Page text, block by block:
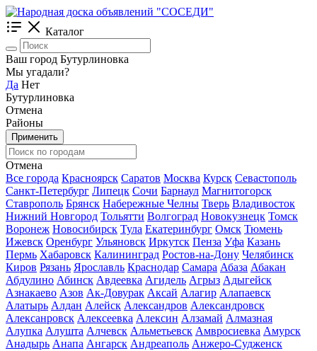
Каталог
Ваш город Бутурлиновка
Мы угадали?
Да Нет
Бутурлиновка
Отмена
Районы
Применить
Отмена
Все города Красноярск Саратов Москва Курск Севастополь
Санкт-Петербург Липецк Сочи Барнаул Магнитогорск
Ставрополь Брянск Набережные Челны Тверь Владивосток
Нижний Новгород Тольятти Волгоград Новокузнецк Томск
Воронеж Новосибирск Тула Екатеринбург Омск Тюмень
Ижевск Оренбург Ульяновск Иркутск Пенза Уфа Казань
Пермь Хабаровск Калининград Ростов-на-Дону Челябинск
Киров Рязань Ярославль Краснодар Самара Абаза Абакан
Абдулино Абинск Авдеевка Агидель Агрыз Адыгейск
Азнакаево Азов Ак-Довурак Аксай Алагир Алапаевск
Алатырь Алдан Алейск Александров Александровск
Алексанровск Алексеевка Алексин Алзамай Алмазная
Алупка Алушта Алчевск Альметьевск Амвросиевка Амурск
Анадырь Анапа Ангарск Андреаполь Анжеро-Судженск